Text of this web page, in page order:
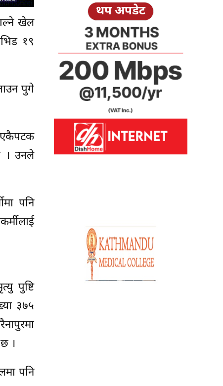
खेल
१९
पुगे
एकैपटक
। उनले
पनि
पुष्टि
३७५
।
पनि
थप अपडेट